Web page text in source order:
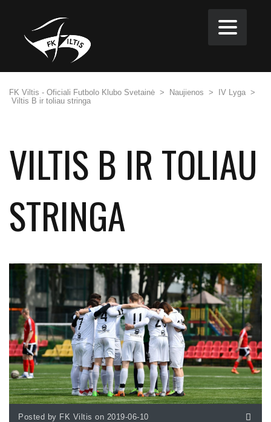
FK Viltis - Oficiali Futbolo Klubo Svetainė > Naujienos > IV Lyga >
Viltis B ir toliau stringa
VILTIS B IR TOLIAU
STRINGA
Posted by FK Viltis on 2019-06-10